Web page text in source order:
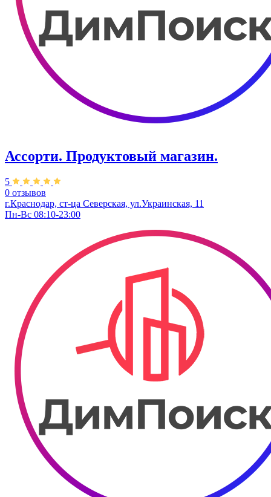
Ассорти. Продуктовый магазин.
5
0 отзывов
г.Краснодар, ст-ца Северская, ул.Украинская, 11
Пн-Вс 08:10-23:00